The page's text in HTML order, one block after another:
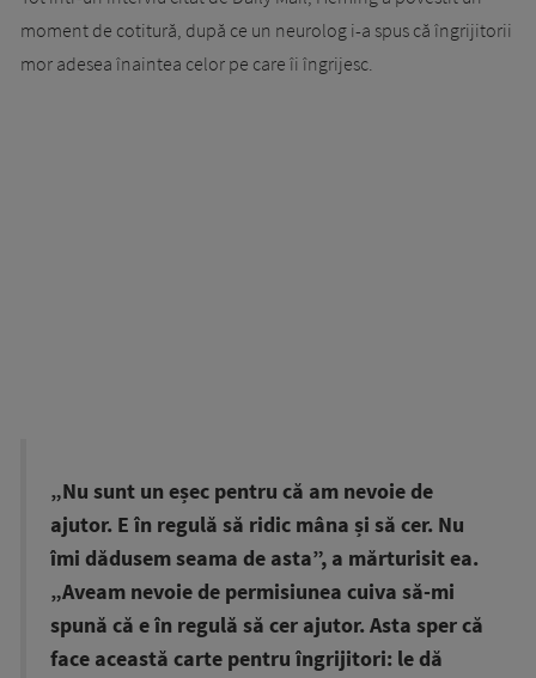
moment de cotitură, după ce un neurolog i-a spus că îngrijitorii
mor adesea înaintea celor pe care îi îngrijesc.
„Nu sunt un eșec pentru că am nevoie de
ajutor. E în regulă să ridic mâna și să cer. Nu
îmi dădusem seama de asta”, a mărturisit ea.
„Aveam nevoie de permisiunea cuiva să-mi
spună că e în regulă să cer ajutor. Asta sper că
face această carte pentru îngrijitori: le dă